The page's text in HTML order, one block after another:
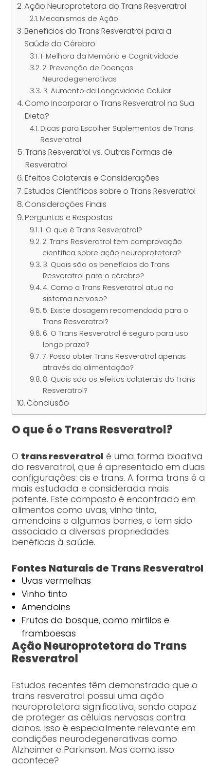
Ação Neuroprotetora do Trans Resveratrol
Mecanismos de Ação
Benefícios do Trans Resveratrol para a
Saúde do Cérebro
1. Melhora da Memória e Cognitividade
2. Prevenção de Doenças
Neurodegenerativas
3. Aumento da Longevidade Celular
Como Incorporar o Trans Resveratrol na Sua
Dieta?
Dicas para Escolher Suplementos de Trans
Resveratrol
Trans Resveratrol vs. Outras Formas de
Resveratrol
Efeitos Colaterais e Considerações
Estudos Científicos sobre o Trans Resveratrol
Considerações Finais
Perguntas e Respostas
1. O que é Trans Resveratrol?
2. Trans Resveratrol tem comprovação
científica sobre ação neuroprotetora?
3. Quais são os benefícios do Trans
Resveratrol para o cérebro?
4. Como o Trans Resveratrol atua no
sistema nervoso?
5. Existe dosagem recomendada para o
Trans Resveratrol?
6. O Trans Resveratrol é seguro para uso
longo prazo?
7. Posso obter Trans Resveratrol apenas
através da alimentação?
8. Quais são os efeitos colaterais do Trans
Resveratrol?
Conclusão
O que é o Trans Resveratrol?
O trans resveratrol é uma forma bioativa
do resveratrol, que é apresentado em duas
configurações: cis e trans. A forma trans é a
mais estudada e considerada mais
potente. Este composto é encontrado em
alimentos como uvas, vinho tinto,
amendoins e algumas berries, e tem sido
associado a diversas propriedades
benéficas à saúde.
Fontes Naturais de Trans Resveratrol
Uvas vermelhas
Vinho tinto
Amendoins
Frutos do bosque, como mirtilos e
framboesas
Ação Neuroprotetora do Trans
Resveratrol
Estudos recentes têm demonstrado que o
trans resveratrol possui uma ação
neuroprotetora significativa, sendo capaz
de proteger as células nervosas contra
danos. Isso é especialmente relevante em
condições neurodegenerativas como
Alzheimer e Parkinson. Mas como isso
acontece?